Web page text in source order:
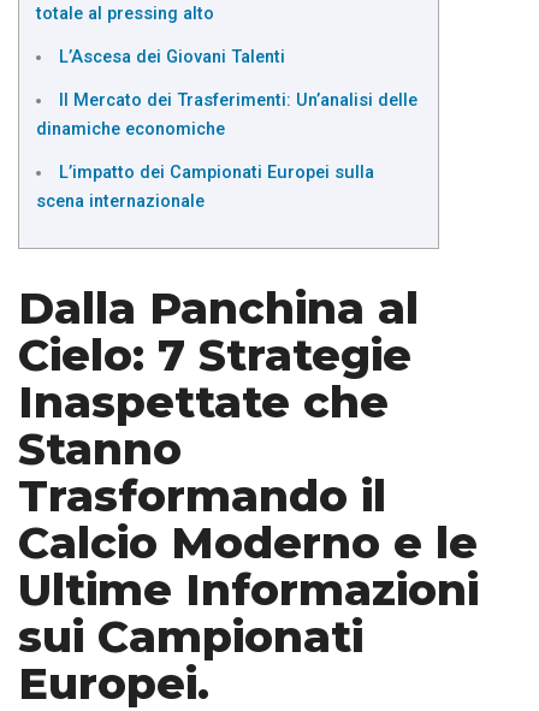
totale al pressing alto
L’Ascesa dei Giovani Talenti
Il Mercato dei Trasferimenti: Un’analisi delle
dinamiche economiche
L’impatto dei Campionati Europei sulla
scena internazionale
Dalla Panchina al
Cielo: 7 Strategie
Inaspettate che
Stanno
Trasformando il
Calcio Moderno e le
Ultime Informazioni
sui Campionati
Europei.